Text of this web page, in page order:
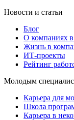
Новости и статьи
Блог
О компаниях
Жизнь в
ИТ-проекты
Рейтинг
Молодым
Карьера для
Школа
Карьера в